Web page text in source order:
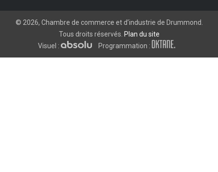
© 2026, Chambre de commerce et d’industrie de Drummond.
Tous droits réservés. Plan du site
Visuel :
Programmation :